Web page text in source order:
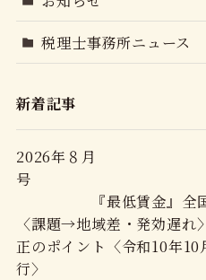
税理士事務所ニュース
新着記事
2026年８月
『最低賃金』全国平
〈課題→地域差・発効
正のポイント〈令和10年10
行